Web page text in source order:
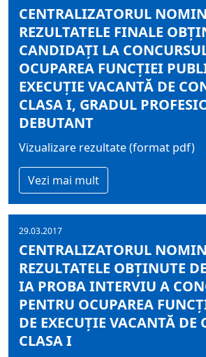
CENTRALIZATORUL
REZULTATELE FINALE
CANDIDAŢI LA
OCUPAREA FUNCŢIEI
EXECUŢIE VACANTĂ DE
CLASA I, GRADUL
DEBUTANT
Vizualizare rezultate (format pdf)
Vezi mai mult
29.03.2017
CENTRALIZATORUL
REZULTATELE OBŢINUTE
IA PROBA INTERVIU A
PENTRU OCUPAREA
DE EXECUŢIE VACANTĂ DE
CLASA I